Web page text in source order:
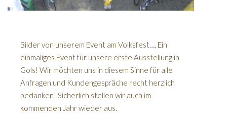
Bilder von unserem Event am Volksfest…. Ein
einmaliges Event für unsere erste Ausstellung in
Gols! Wir möchten uns in diesem Sinne für alle
Anfragen und Kundengespräche recht herzlich
bedanken! Sicherlich stellen wir auch im
kommenden Jahr wieder aus.